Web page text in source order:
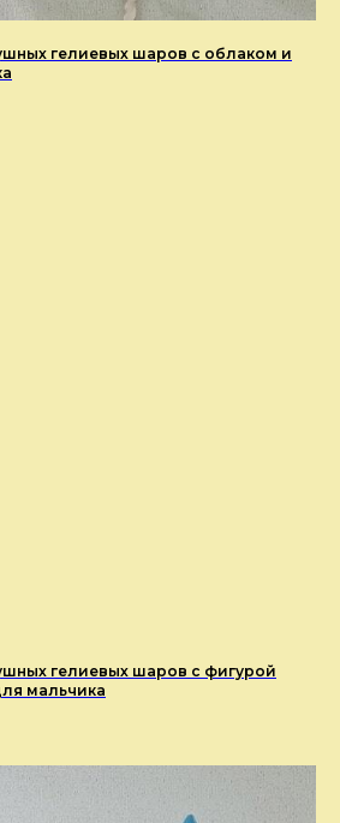
гелиевых шаров с облаком и
гелиевых шаров с фигурой
мальчика